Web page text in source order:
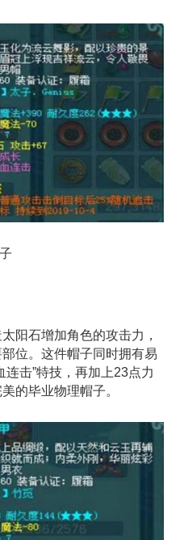
阳石增加角色的攻击力，
位。这件帽子同时拥有易
连击”特技，再加上23点力
的毕业物理帽子。